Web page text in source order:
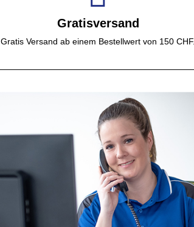
Gratisversand
Gratis Versand ab einem Bestellwert von 150 CHF.